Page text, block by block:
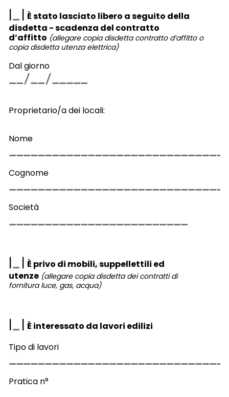
| | È stato lasciato libero a seguito della
disdetta - scadenza del contratto
d’affitto (allegare copia disdetta contratto d’affitto o
copia disdetta utenza elettrica)
Dal giorno
Proprietario/a dei locali:
Nome
Cognome
Società
| | È privo di mobili, suppellettili ed
utenze (allegare copia disdetta dei contratti di
fornitura luce, gas, acqua)
| | È interessato da lavori edilizi
Tipo di lavori
Pratica n°